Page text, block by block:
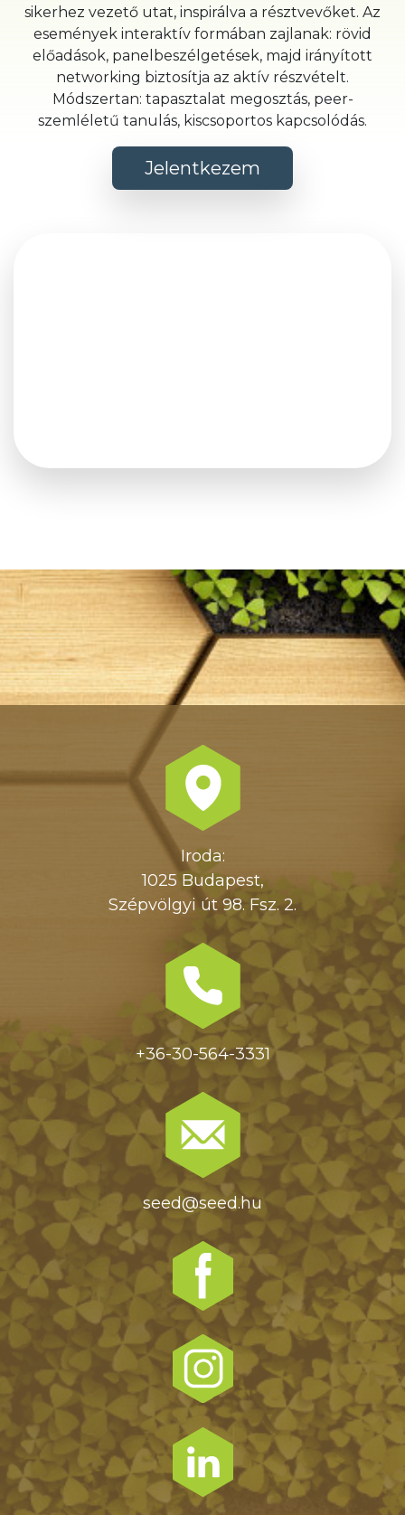
sikerhez vezető utat, inspirálva a résztvevőket. Az
események interaktív formában zajlanak: rövid
előadások, panelbeszélgetések, majd irányított
networking biztosítja az aktív részvételt.
Módszertan: tapasztalat megosztás, peer-
szemléletű tanulás, kiscsoportos kapcsolódás.
Jelentkezem
Iroda:
1025 Budapest,
Szépvölgyi út 98. Fsz. 2.
+36-30-564-3331
seed@seed.hu